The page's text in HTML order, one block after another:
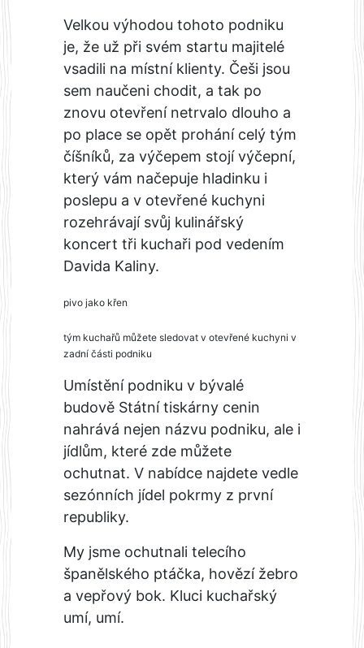
Velkou výhodou tohoto podniku
je, že už při svém startu majitelé
vsadili na místní klienty. Češi jsou
sem naučeni chodit, a tak po
znovu otevření netrvalo dlouho a
po place se opět prohání celý tým
číšníků, za výčepem stojí výčepní,
který vám načepuje hladinku i
poslepu a v otevřené kuchyni
rozehrávají svůj kulinářský
koncert tři kuchaři pod vedením
Davida Kaliny.
pivo jako křen
tým kuchařů můžete sledovat v otevřené kuchyni v
zadní části podniku
Umístění podniku v bývalé
budově Státní tiskárny cenin
nahrává nejen názvu podniku, ale i
jídlům, které zde můžete
ochutnat. V nabídce najdete vedle
sezónních jídel pokrmy z první
republiky.
My jsme ochutnali telecího
španělského ptáčka, hovězí žebro
a vepřový bok. Kluci kuchařský
umí, umí.